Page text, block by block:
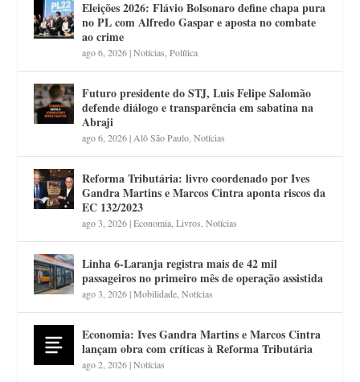
Eleições 2026: Flávio Bolsonaro define chapa pura
no PL com Alfredo Gaspar e aposta no combate
ao crime
ago 6, 2026|Notícias ,Política
Futuro presidente do STJ, Luis Felipe Salomão
defende diálogo e transparência em sabatina na
Abraji
ago 6, 2026| Alô São Paulo ,Notícias
Reforma Tributária: livro coordenado por Ives
Gandra Martins e Marcos Cintra aponta riscos da
EC 132/2023
ago 3, 2026|Economia ,Livros ,Notícias
Linha 6-Laranja registra mais de 42 mil
passageiros no primeiro mês de operação assistida
ago 3, 2026|Mobilidade ,Notícias
Economia: Ives Gandra Martins e Marcos Cintra
lançam obra com críticas à Reforma Tributária
ago 2, 2026|Notícias